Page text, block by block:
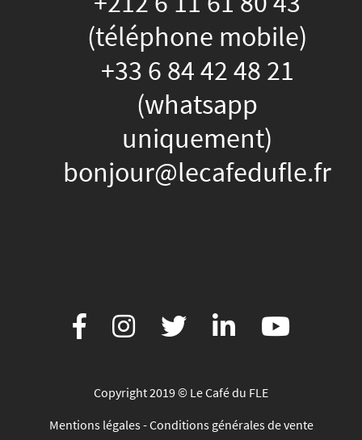
(téléphone mobile)
+33 6 84 42 48 21
(whatsapp
uniquement)
bonjour@lecafedufle.fr
Copyright 2019 © Le Café du FLE
Mentions légales-Conditions générales de vente